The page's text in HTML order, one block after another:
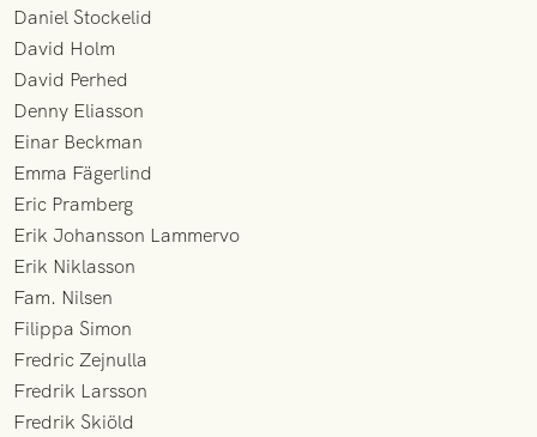
Daniel Stockelid
David Holm
David Perhed
Denny Eliasson
Einar Beckman
Emma Fägerlind
Eric Pramberg
Erik Johansson Lammervo
Erik Niklasson
Fam. Nilsen
Filippa Simon
Fredric Zejnulla
Fredrik Larsson
Fredrik Skiöld